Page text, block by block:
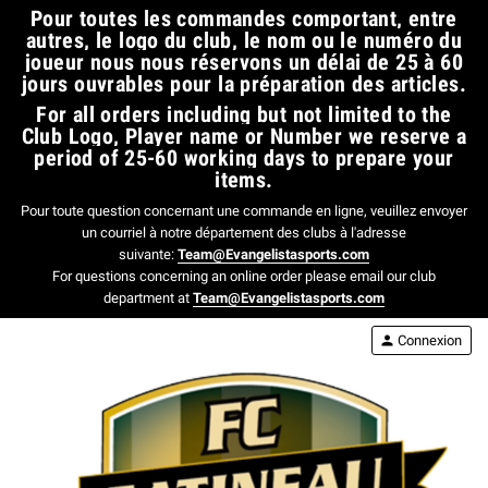
​Pour toutes les commandes comportant, entre
autres, le logo du club, le nom ou le numéro du
joueur nous nous réservons un délai de 25 à 60
jours ouvrables pour la préparation des articles.​
For all orders including but not limited to the
Club Logo, Player name or Number we reserve a
period of 25-60 working days to prepare your
items.
Pour toute question concernant une commande en ligne, veuillez envoyer
un courriel à notre département des clubs à l'adresse
suivante: Team@Evangelistasports.com
For questions concerning an online order please email our club
department at Team@Evangelistasports.com
person Connexion